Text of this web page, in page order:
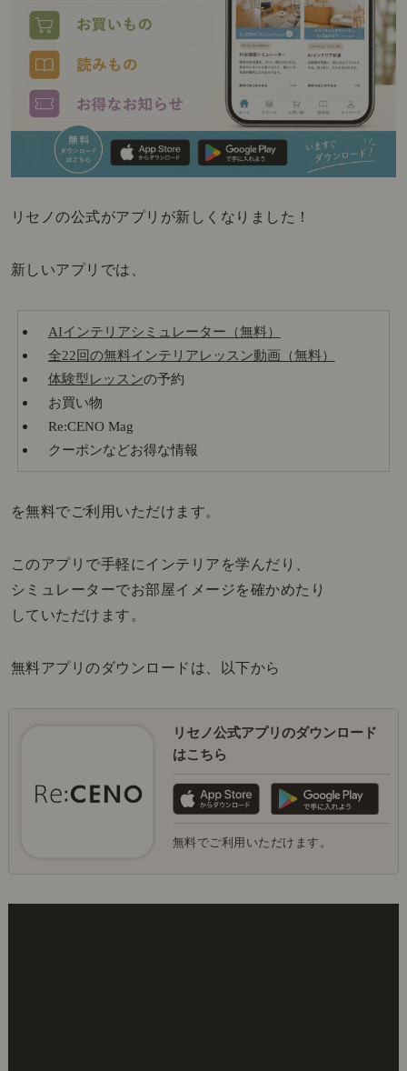
リセノの公式がアプリが新しくなりました！
新しいアプリでは、
AIインテリアシミュレーター（無料）
全22回の無料インテリアレッスン動画（無料）
体験型レッスンの予約
お買い物
Re:CENO Mag
クーポンなどお得な情報
を無料でご利用いただけます。
このアプリで手軽にインテリアを学んだり、
シミュレーターでお部屋イメージを確かめたり
していただけます。
無料アプリのダウンロードは、以下から
リセノ公式アプリのダウンロード
はこちら
無料でご利用いただけます。